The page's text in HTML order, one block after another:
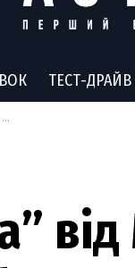
ТЕСТ-ДРАЙВ